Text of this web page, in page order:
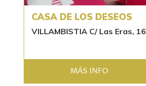
CASA DE LOS DESEOS
VILLAMBISTIA C/ Las Eras, 16
MÁS INFO